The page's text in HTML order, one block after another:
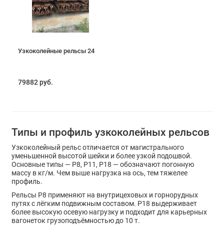
Узкоколейные рельсы 24
79882 руб.
Типы и профиль узкоколейных рельсов
Узкоколейный рельс отличается от магистрального
уменьшенной высотой шейки и более узкой подошвой.
Основные типы — Р8, Р11, Р18 — обозначают погонную
массу в кг/м. Чем выше нагрузка на ось, тем тяжелее
профиль.
Рельсы Р8 применяют на внутрицеховых и горнорудных
путях с лёгким подвижным составом. Р18 выдерживает
более высокую осевую нагрузку и подходит для карьерных
вагонеток грузоподъёмностью до 10 т.